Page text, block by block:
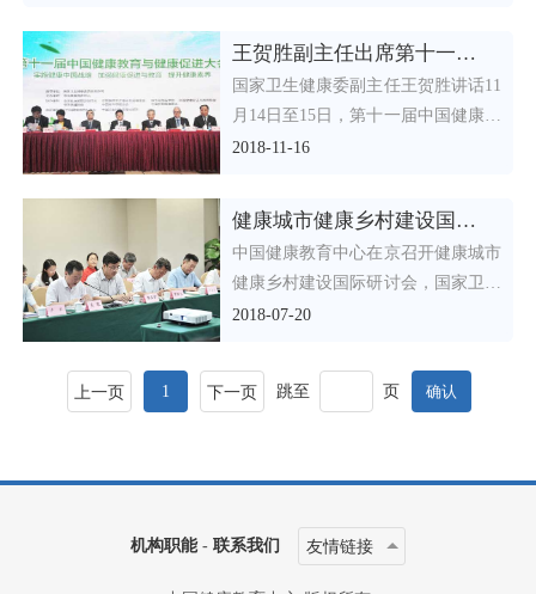
王贺胜副主任出席第十一届中国健康教育与健康促进大会
国家卫生健康委副主任王贺胜讲话11
月14日至15日，第十一届中国健康教
育与健康促进大会召开，要坚决贯彻
2018-11-16
健康城市健康乡村建设国际研讨会召开
中国健康教育中心在京召开健康城市
健康乡村建设国际研讨会，国家卫生
健康委员会疾控局（全国爱卫办）监
2018-07-20
上一页 1 下一页 跳至 页
机构职能- 联系我们 友情链接